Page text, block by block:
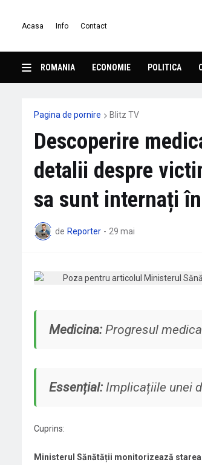
Acasa Info Contact
ROMANIA ECONOMIE POLITICA
Pagina de pornire Blitz TV
Descoperire
detalii despre
sa sunt internați
de Reporter - 29 mai
Medicina:Progresul
Essențial:Implicațiile unei
Cuprins:
Ministerul Sănătății monitorizează